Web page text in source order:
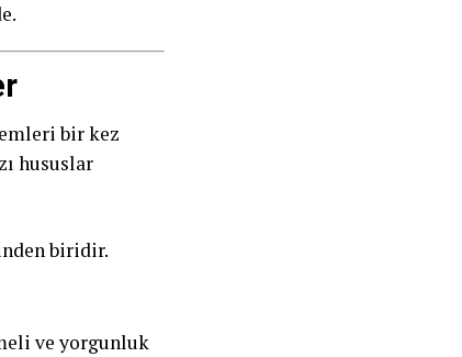
bir kez
hususlar
biridir.
ve yorgunluk